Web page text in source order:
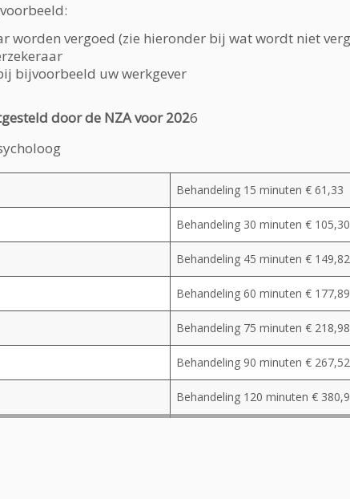
worden vergoed (zie hieronder bij wat wordt niet
bijvoorbeeld uw werkgever
door de NZA voor 2026
Behandeling 15 minuten € 61,33
Behandeling 30 minuten € 105,30
Behandeling 45 minuten € 149,82
Behandeling 60 minuten € 177,89
Behandeling 75 minuten € 218,98
Behandeling 90 minuten € 267,52
Behandeling 120 minuten €